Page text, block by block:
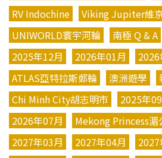
RV Indochine
Viking Jupiter維
UNIWORLD寰宇河輪
南極 Q & A
2025年12月
2026年01月
ATLAS亞特拉斯郵輪
澳洲遊學
Chi Minh City胡志明市
2025年
2026年07月
Mekong Princess
2027年03月
2027年04月